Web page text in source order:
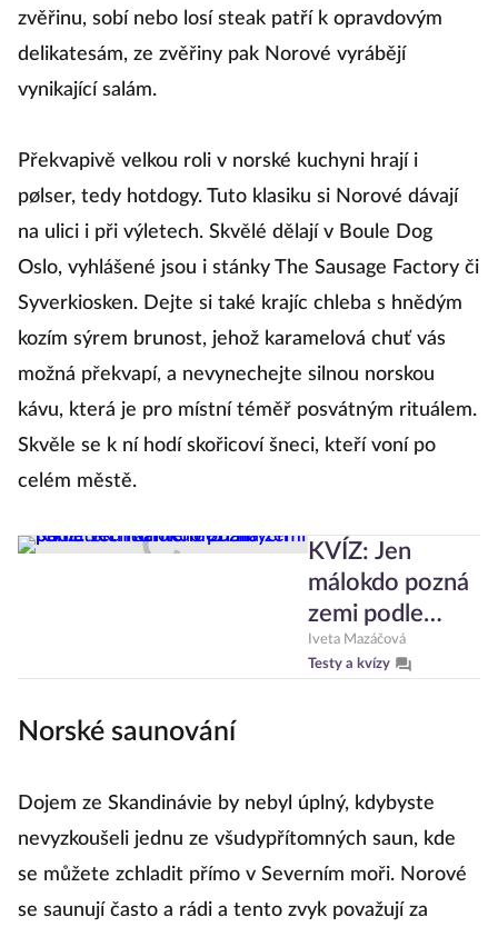
zvěřinu, sobí nebo losí steak patří k opravdovým
delikatesám, ze zvěřiny pak Norové vyrábějí
vynikající salám.
Překvapivě velkou roli v norské kuchyni hrají i
pølser, tedy hotdogy. Tuto klasiku si Norové dávají
na ulici i při výletech. Skvělé dělají v Boule Dog
Oslo, vyhlášené jsou i stánky The Sausage Factory či
Syverkiosken. Dejte si také krajíc chleba s hnědým
kozím sýrem brunost, jehož karamelová chuť vás
možná překvapí, a nevynechejte silnou norskou
kávu, která je pro místní téměř posvátným rituálem.
Skvěle se k ní hodí skořicoví šneci, kteří voní po
celém městě.
KVÍZ: Jen
málokdo pozná
zemi podle
těchto méně
známých
Iveta Mazáčová
Testy a kvízy
Norské saunování
Dojem ze Skandinávie by nebyl úplný, kdybyste
nevyzkoušeli jednu ze všudypřítomných saun, kde
se můžete zchladit přímo v Severním moři. Norové
se saunují často a rádi a tento zvyk považují za